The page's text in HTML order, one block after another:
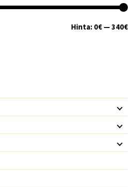
Hinta: 0€ — 340€